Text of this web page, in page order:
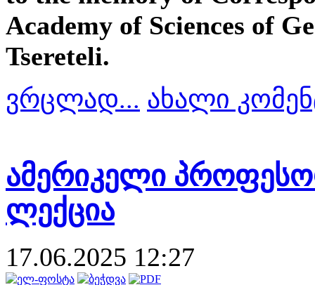
Academy of Sciences of
Tsereteli.
ვრცლად... ახალი
ამერიკელი
ლექცია
17.06.2025 12:27